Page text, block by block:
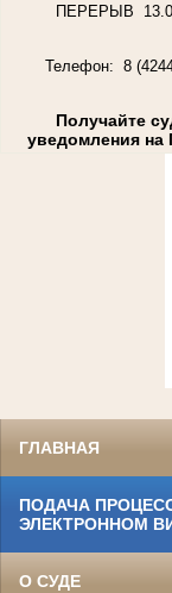
ПЕРЕРЫВ
Телефон: 8
Получайте
уведомления на
ГЛАВНАЯ
ПОДАЧА
ЭЛЕКТРОННОМ
О СУДЕ